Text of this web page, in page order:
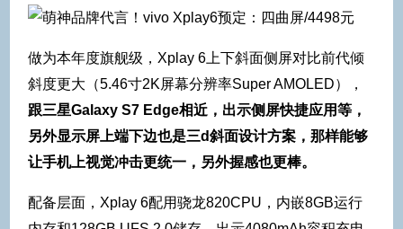
做为本年度旗舰级，Xplay 6上下斜面侧屏对比前代倾
斜度更大（5.46寸2K屏幕分辨率Super AMOLED），
跟三星Galaxy S7 Edge相近，出示侧屏快捷应用等，
另外显示屏上端下边也是三d斜面设计方案，那样能够
让手机上视觉冲击更统一，另外握感也更棒。
配备层面，Xplay 6配用骁龙820CPU，内嵌8GB运行